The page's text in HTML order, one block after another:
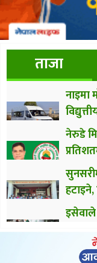
ताजा
नाइमा
नेरुडे
इसेवाले